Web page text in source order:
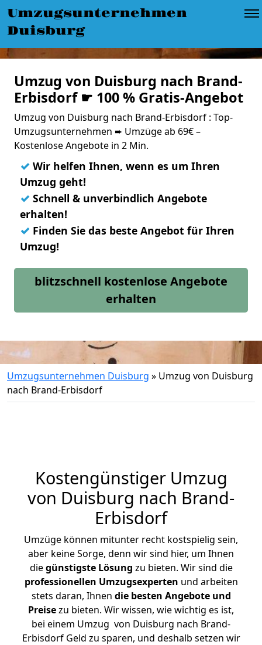
Umzugsunternehmen
Duisburg
Umzug von Duisburg nach Brand-
Erbisdorf ☛ 100 % Gratis-Angebot
Umzug von Duisburg nach Brand-Erbisdorf : Top-
Umzugsunternehmen ➨ Umzüge ab 69€ –
Kostenlose Angebote in 2 Min.
✓ Wir helfen Ihnen, wenn es um Ihren
Umzug geht!
✓ Schnell & unverbindlich Angebote
erhalten!
✓ Finden Sie das beste Angebot für Ihren
Umzug!
blitzschnell kostenlose Angebote
erhalten
Umzugsunternehmen Duisburg » Umzug von Duisburg
nach Brand-Erbisdorf
Kostengünstiger Umzug
von Duisburg nach Brand-
Erbisdorf
Umzüge können mitunter recht kostspielig sein,
aber keine Sorge, denn wir sind hier, um Ihnen
diegünstigste Lösung zu bieten. Wir sind die
professionellen Umzugsexperten und arbeiten
stets daran, Ihnen die besten Angebote und
Preisezu bieten. Wir wissen, wie wichtig es ist,
bei einem Umzug von Duisburg nach Brand-
Erbisdorf Geld zu sparen, und deshalb setzen wir